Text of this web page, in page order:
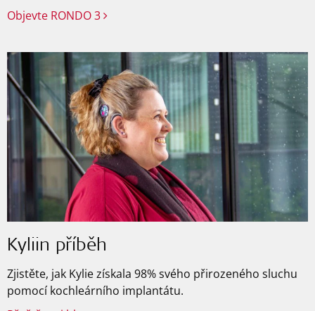
Objevte RONDO 3
Kyliin příběh
Zjistěte, jak Kylie získala 98% svého přirozeného sluchu
pomocí kochleárního implantátu.